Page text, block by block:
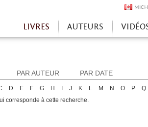
LIVRES AUTEURS
PAR AUTEUR PAR DATE
D E F G H J K L M N O P
Q
corresponde à cette recherche.